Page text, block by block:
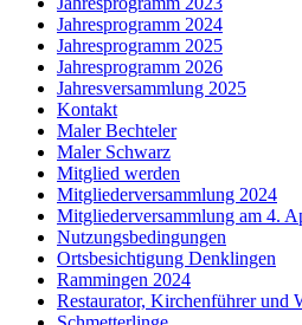
Jahresprogramm 2024
Jahresprogramm 2025
Jahresprogramm 2026
Jahresversammlung 2025
Kontakt
Maler Bechteler
Maler Schwarz
Mitglied werden
Mitgliederversammlung 2024
Mitgliederversammlung am 4.
Nutzungsbedingungen
Ortsbesichtigung Denklingen
Rammingen 2024
Restaurator, Kirchenführer und